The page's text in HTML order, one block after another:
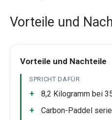
Vorteile und
Vorteile und Nachteile
SPRICHT DAFÜR
8,2 Kilogramm bei
Carbon-Paddel